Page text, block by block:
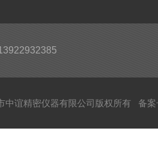
中谊精密仪器有限公司版权所有 备案